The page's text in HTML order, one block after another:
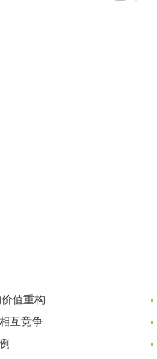
值重构
互竞争